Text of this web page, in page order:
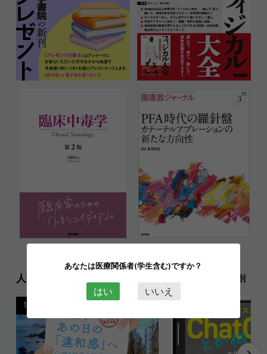
人気記事ランキング 月別
1
あなたは医療関係者(学生含む)ですか？
はい いいえ